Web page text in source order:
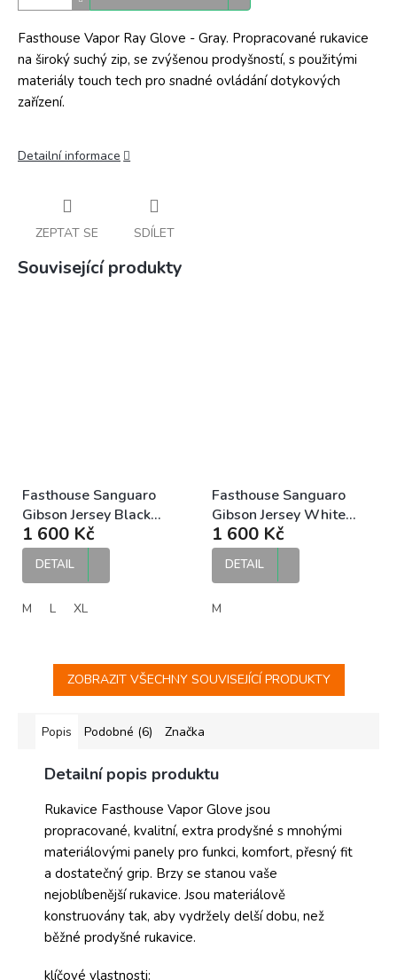
Fasthouse Vapor Ray Glove - Gray. Propracované rukavice
na široký suchý zip, se zvýšenou prodyšností, s použitými
materiály touch tech pro snadné ovládání dotykových
zařízení.
Detailní informace
ZEPTAT SE SDÍLET
Související produkty
Fasthouse Sanguaro
Gibson Jersey Black
Charcoal MX dres
1 600 Kč
DETAIL
M L XL
Fasthouse Sanguaro
Gibson Jersey White
Black MX dres
1 600 Kč
DETAIL
M
ZOBRAZIT VŠECHNY SOUVISEJÍCÍ PRODUKTY
Popis Podobné (6) Značka
Detailní popis produktu
Rukavice Fasthouse Vapor Glove jsou
propracované, kvalitní, extra prodyšné s mnohými
materiálovými panely pro funkci, komfort, přesný fit
a dostatečný grip. Brzy se stanou vaše
nejoblíbenější rukavice. Jsou materiálově
konstruovány tak, aby vydržely delší dobu, než
běžné prodyšné rukavice.
klíčové vlastnosti: